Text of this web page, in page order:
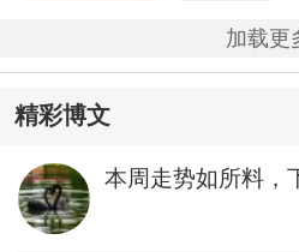
加载更
精彩博文
本周走势如所料，